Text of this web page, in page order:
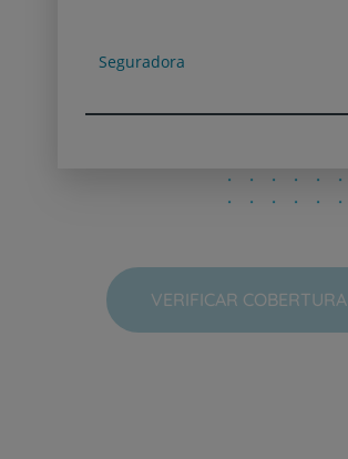
Seguradora
VERIFICAR COBERTURA